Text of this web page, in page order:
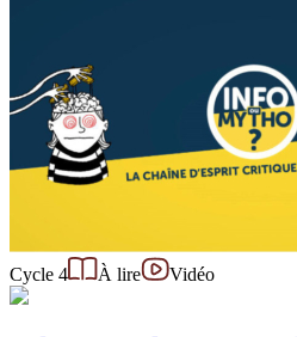
Cycle 4 À lire Vidéo